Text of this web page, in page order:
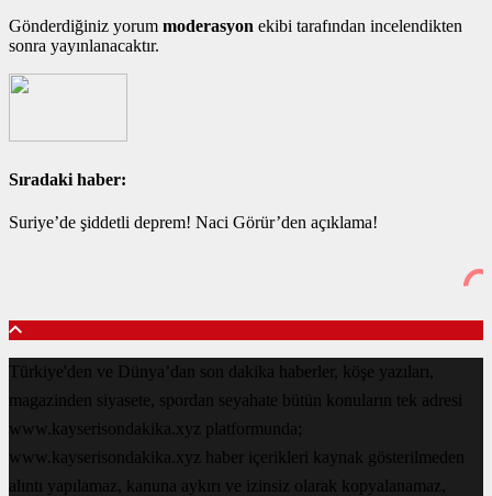
Gönderdiğiniz yorum moderasyon ekibi tarafından incelendikten
sonra yayınlanacaktır.
Sıradaki haber:
Suriye’de şiddetli deprem! Naci Görür’den açıklama!
Türkiye'den ve Dünya’dan son dakika haberler, köşe yazıları,
magazinden siyasete, spordan seyahate bütün konuların tek adresi
www.kayserisondakika.xyz platformunda;
www.kayserisondakika.xyz haber içerikleri kaynak gösterilmeden
alıntı yapılamaz, kanuna aykırı ve izinsiz olarak kopyalanamaz,